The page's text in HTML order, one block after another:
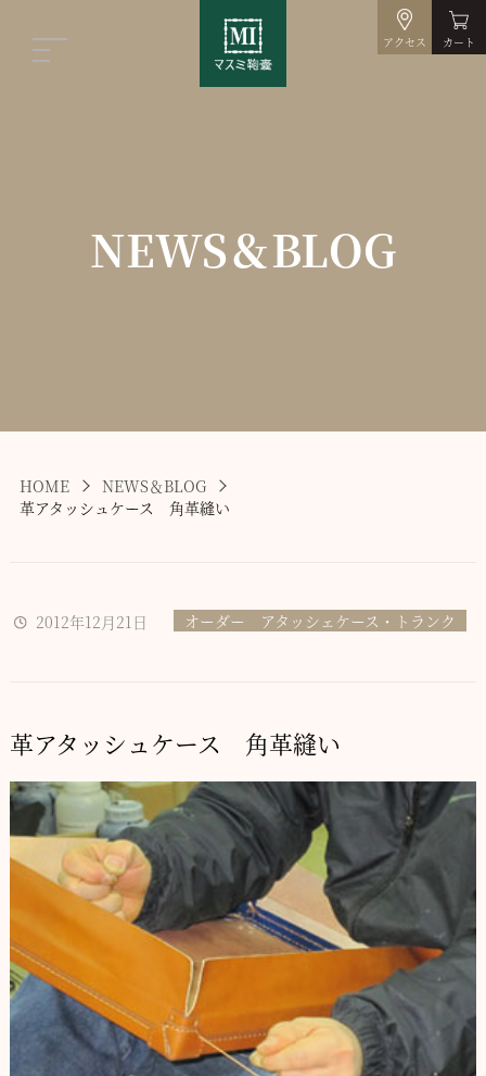
アクセス カート
NEWS＆BLOG
HOME
NEWS＆BLOG
革アタッシュケース 角革縫い
2012年12月21日 オーダー アタッシェケース・トランク
革アタッシュケース 角革縫い